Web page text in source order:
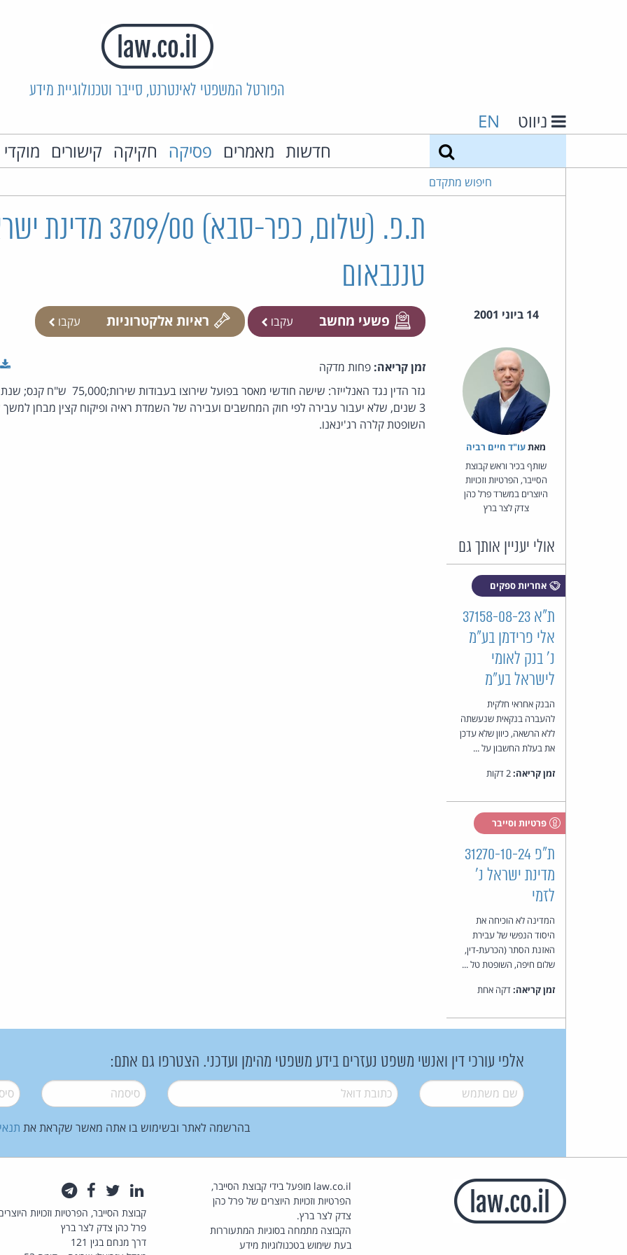
הפורטל המשפטי לאינטרנט, סייבר וטכנולוגיית מידע
ניווט EN
חדשות מאמרים פסיקה חקיקה קישורים
חיפוש מתקדם
ת.פ. (שלום, כפר-סבא)
טננבאום
14 ביוני 2001 פשעי מחשב עקבו ראיות אלקטרוניות עקבו
מאת‏עו"ד חיים רביה
שותף בכיר וראש קבוצת
הסייבר, הפרטיות וזכויות
היוצרים במשרד פרל כהן
צדק לצר ברץ
אולי יעניין אותך גם
אחריות ספקים
ת"א 37158-08-23
אלי פרידמן בע"מ
נ' בנק לאומי
לישראל בע"מ
הבנק אחראי חלקית
להעברה בנקאית שנעשתה
ללא הרשאה, כיוון שלא עדכן
את בעלת החשבון על ...
זמן קריאה:
פרטיות וסייבר
ת"פ 31270-10-24
מדינת ישראל נ'
לזמי
המדינה לא הוכיחה את
היסוד הנפשי של עבירת
האזנת הסתר (הכרעת-דין,
שלום חיפה, השופטת טל ...
זמן קריאה:דקה אחת
זמן קריאה: פחות מדקה
גזר הדין נגד האנלייזר: שישה חודשי מאסר בפועל שירוצו בעבודות שירות;75,000 ש"ח קנס;
3 שנים, שלא יעבור עבירה לפי חוק המחשבים ועבירה של השמדת ראיה ופיקוח קצין מבחן
השופטת קלרה רג'ינאנו.
אלפי עורכי דין ואנשי משפט נעזרים בידע משפטי מהימן ועדכני. הצטרפו גם אתם:
שם משתמש* דואל* סיסמה*
בהרשמה לאתר ובשימוש בו אתה מאשר שקראת את
law.co.il מופעל בידי קבוצת הסייבר,
הפרטיות וזכויות היוצרים של פרל כהן
צדק לצר ברץ.
הקבוצה מתמחה בסוגיות המתעוררות
בעת שימוש בטכנולוגיות מידע
לינקדאין
טוויטרפייסבוק
קבוצת הסייבר, הפרטיות וזכויות
פרל כהן צדק לצר ברץ
דרך מנחם בגין 121